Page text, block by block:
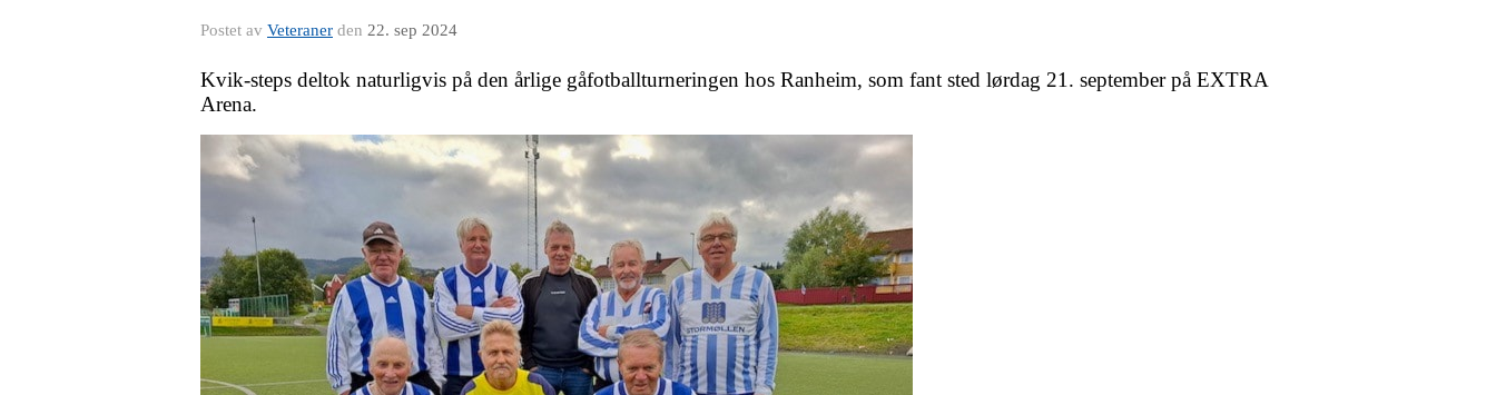
Postet av Veteraner den 22. sep 2024
Kvik-steps deltok naturligvis på den årlige gåfotballturneringen hos Ranheim, som fant sted lørdag 21. september på EXTRA
Arena.